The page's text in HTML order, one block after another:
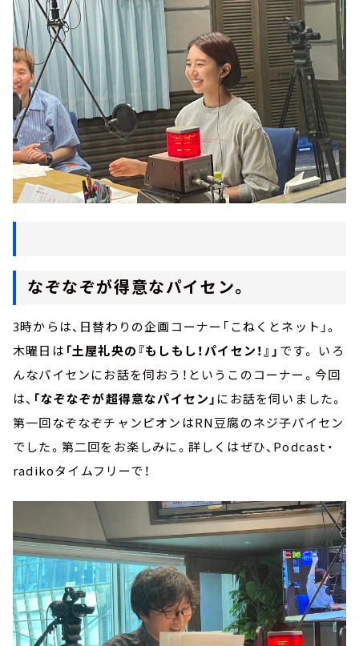
なぞなぞが得意なパイセン。
3時からは、日替わりの企画コーナー「こねくとネット」。
木曜日は 「土屋礼央の『もしもし！パイセン！』」 です。 いろ
んなパイセンにお話を伺おう！というこのコーナー。今回
は、 「なぞなぞが超得意なパイセン」 にお話を伺いました。
第一回なぞなぞチャンピオンはRN豆腐のネジ子パイセン
でした。第二回をお楽しみに。詳しくはぜひ、Podcast・
radikoタイムフリーで！